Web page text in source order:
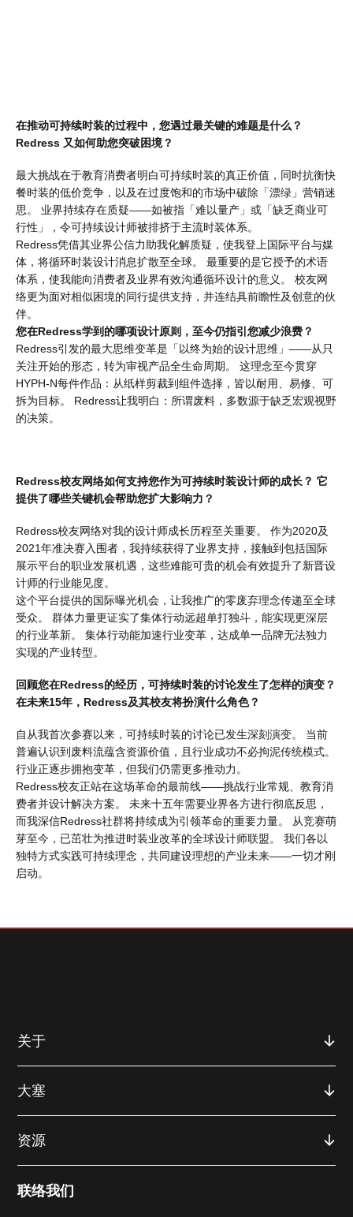
在推动可持续时装的过程中，您遇过最关键的难题是什么？
Redress 又如何助您突破困境？
最大挑战在于教育消费者明白可持续时装的真正价值，同时抗衡快
餐时装的低价竞争，以及在过度饱和的市场中破除「漂绿」营销迷
思。 业界持续存在质疑——如被指「难以量产」或「缺乏商业可
行性」，令可持续设计师被排挤于主流时装体系。
Redress凭借其业界公信力助我化解质疑，使我登上国际平台与媒
体，将循环时装设计消息扩散至全球。 最重要的是它授予的术语
体系，使我能向消费者及业界有效沟通循环设计的意义。 校友网
络更为面对相似困境的同行提供支持，并连结具前瞻性及创意的伙
伴。
您在Redress学到的哪项设计原则，至今仍指引您减少浪费？
Redress引发的最大思维变革是「以终为始的设计思维」——从只
关注开始的形态，转为审视产品全生命周期。 这理念至今贯穿
HYPH-N每件作品：从纸样剪裁到组件选择，皆以耐用、易修、可
拆为目标。 Redress让我明白：所谓废料，多数源于缺乏宏观视野
的决策。
Redress校友网络如何支持您作为可持续时装设计师的成长？ 它
提供了哪些关键机会帮助您扩大影响力？
Redress校友网络对我的设计师成长历程至关重要。 作为2020及
2021年准决赛入围者，我持续获得了业界支持，接触到包括国际
展示平台的职业发展机遇，这些难能可贵的机会有效提升了新晋设
计师的行业能见度。
这个平台提供的国际曝光机会，让我推广的零废弃理念传递至全球
受众。 群体力量更证实了集体行动远超单打独斗，能实现更深层
的行业革新。 集体行动能加速行业变革，达成单一品牌无法独力
实现的产业转型。
回顾您在Redress的经历，可持续时装的讨论发生了怎样的演变？
在未来15年，Redress及其校友将扮演什么角色？
自从我首次参赛以来，可持续时装的讨论已发生深刻演变。 当前
普遍认识到废料流蕴含资源价值，且行业成功不必拘泥传统模式。
行业正逐步拥抱变革，但我们仍需更多推动力。
Redress校友正站在这场革命的最前线——挑战行业常规、教育消
费者并设计解决方案。 未来十五年需要业界各方进行彻底反思，
而我深信Redress社群将持续成为引领革命的重要力量。 从竞赛萌
芽至今，已茁壮为推进时装业改革的全球设计师联盟。 我们各以
独特方式实践可持续理念，共同建设理想的产业未来——一切才刚
启动。
关于
大塞
资源
联络我们